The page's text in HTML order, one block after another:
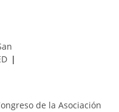
de la Asociación